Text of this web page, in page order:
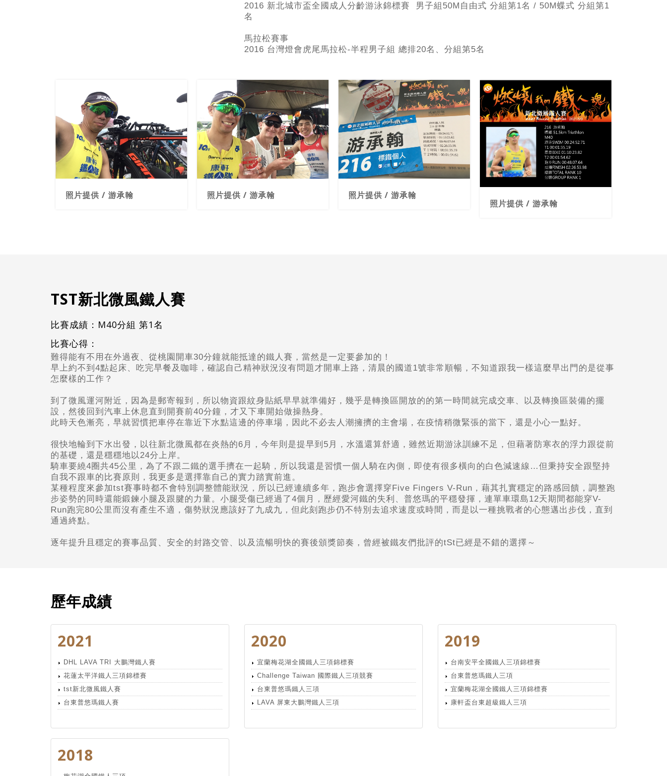
2016 新北城市盃全國成人分齡游泳錦標賽 男子組50M自由式 分組第1名 / 50M蝶式 分組第1
名
馬拉松賽事
2016 台灣燈會虎尾馬拉松-半程男子組 總排20名、分組第5名
照片提供 / 游承翰 照片提供 / 游承翰 照片提供 / 游承翰
照片提供 / 游承翰
TST新北微風鐵人賽
比賽成績：M40分組 第1名
比賽心得：
難得能有不用在外過夜、從桃園開車30分鐘就能抵達的鐵人賽，當然是一定要參加的！
早上約不到4點起床、吃完早餐及咖啡，確認自己精神狀況沒有問題才開車上路，清晨的國道1號非常順暢，不知道跟我一樣這麼早出門的是從事
怎麼樣的工作？
到了微風運河附近，因為是郵寄報到，所以物資跟紋身貼紙早早就準備好，幾乎是轉換區開放的的第一時間就完成交車、以及轉換區裝備的擺
設，然後回到汽車上休息直到開賽前40分鐘，才又下車開始做操熱身。
此時天色漸亮，早就習慣把車停在靠近下水點這邊的停車場，因此不必去人潮擁擠的主會場，在疫情稍微緊張的當下，還是小心一點好。
很快地輪到下水出發，以往新北微風都在炎熱的6月，今年則是提早到5月，水溫還算舒適，雖然近期游泳訓練不足，但藉著防寒衣的浮力跟從前
的基礎，還是穩穩地以24分上岸。
騎車要繞4圈共45公里，為了不跟二鐵的選手擠在一起騎，所以我還是習慣一個人騎在內側，即使有很多橫向的白色減速線…但秉持安全跟堅持
自我不跟車的比賽原則，我更多是選擇靠自己的實力踏實前進。
某種程度來參加tst賽事時都不會特別調整體能狀況，所以已經連續多年，跑步會選擇穿Five Fingers V-Run，藉其扎實穩定的路感回饋，調整跑
步姿勢的同時還能鍛鍊小腿及跟腱的力量。 小腿受傷已經過了4個月，歷經愛河鐵的失利、普悠瑪的平穩發揮，連單車環島12天期間都能穿V-
Run跑完80公里而沒有產生不適，傷勢狀況應該好了九成九，但此刻跑步仍不特別去追求速度或時間，而是以一種挑戰者的心態邁出步伐，直到
通過終點。
逐年提升且穩定的賽事品質、安全的封路交管、以及流暢明快的賽後頒獎節奏，曾經被鐵友們批評的tSt已經是不錯的選擇～
歷年成績
2021
DHL LAVA TRI 大鵬灣鐵人賽
花蓮太平洋鐵人三項錦標賽
tst新北微風鐵人賽
台東普悠瑪鐵人賽
2020
宜蘭梅花湖全國鐵人三項錦標賽
Challenge Taiwan 國際鐵人三項競賽
台東普悠瑪鐵人三項
LAVA 屏東大鵬灣鐵人三項
2019
台南安平全國鐵人三項錦標賽
台東普悠瑪鐵人三項
宜蘭梅花湖全國鐵人三項錦標賽
康軒盃台東超級鐵人三項
2018